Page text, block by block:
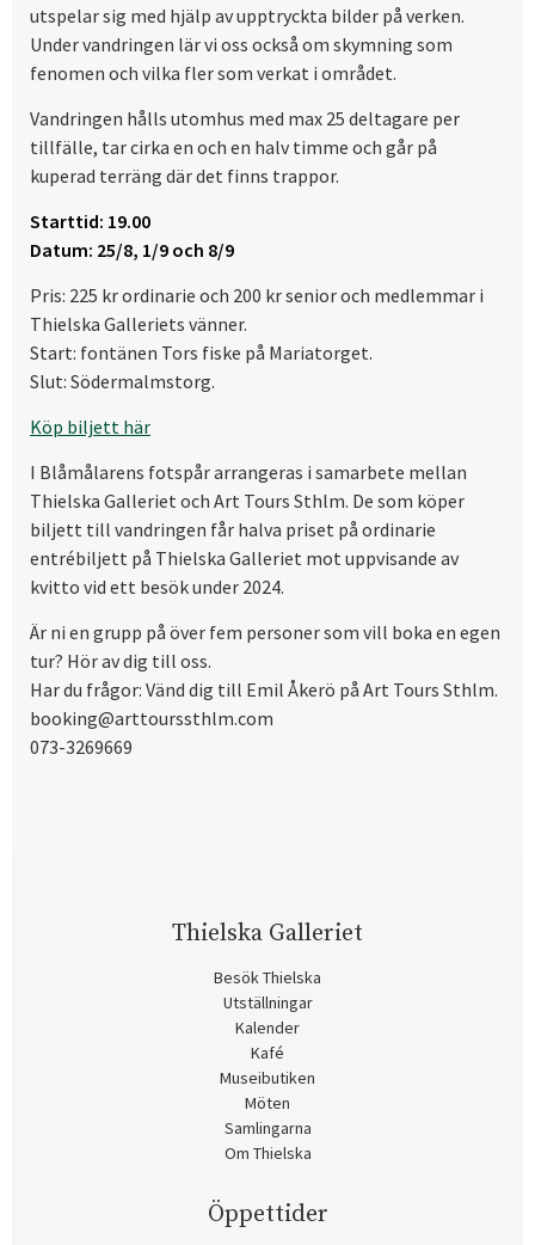
utspelar sig med hjälp av upptryckta bilder på verken.
Under vandringen lär vi oss också om skymning som
fenomen och vilka fler som verkat i området.
Vandringen hålls utomhus med max 25 deltagare per
tillfälle, tar cirka en och en halv timme och går på
kuperad terräng där det finns trappor.
Starttid: 19.00
Datum: 25/8, 1/9 och 8/9
Pris: 225 kr ordinarie och 200 kr senior och medlemmar i
Thielska Galleriets vänner.
Start: fontänen Tors fiske på Mariatorget.
Slut: Södermalmstorg.
Köp biljett här
I Blåmålarens fotspår arrangeras i samarbete mellan
Thielska Galleriet och Art Tours Sthlm. De som köper
biljett till vandringen får halva priset på ordinarie
entrébiljett på Thielska Galleriet mot uppvisande av
kvitto vid ett besök under 2024.
Är ni en grupp på över fem personer som vill boka en egen
tur? Hör av dig till oss.
Har du frågor: Vänd dig till Emil Åkerö på Art Tours Sthlm.
booking@arttourssthlm.com
073-3269669
Thielska Galleriet
Besök Thielska
Utställningar
Kalender
Kafé
Museibutiken
Möten
Samlingarna
Om Thielska
Öppettider